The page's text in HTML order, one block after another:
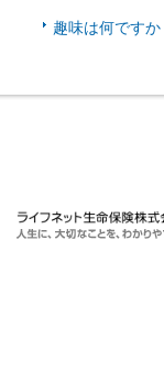
趣味は何ですか